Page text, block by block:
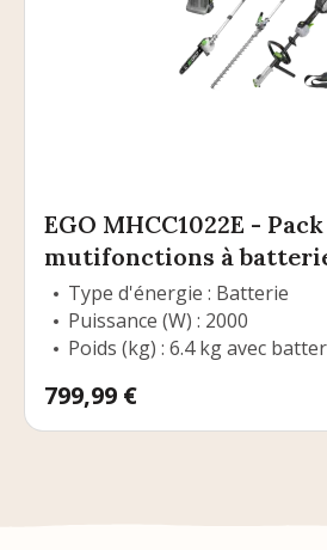
EGO MHCC1022E -
mutifonctions à
Type d'énergie : Batterie
Puissance (W) : 2000
Poids (kg) : 6.4 kg avec
Prix
799,99 €